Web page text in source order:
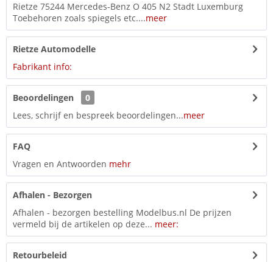
Rietze 75244 Mercedes-Benz O 405 N2 Stadt Luxemburg
Toebehoren zoals spiegels etc....meer
Rietze Automodelle
Fabrikant info:
Beoordelingen
0
Lees, schrijf en bespreek beoordelingen...meer
FAQ
Vragen en Antwoorden mehr
Afhalen - Bezorgen
Afhalen - bezorgen bestelling Modelbus.nl De prijzen
vermeld bij de artikelen op deze... meer:
Retourbeleid